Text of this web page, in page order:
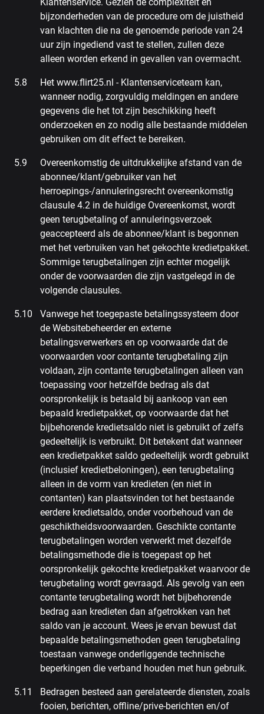
bijzonderheden van de procedure om de juistheid
van klachten die na de genoemde periode van 24
uur zijn ingediend vast te stellen, zullen deze
alleen worden erkend in gevallen van overmacht.
Het www.flirt25.nl - Klantenserviceteam kan,
wanneer nodig, zorgvuldig meldingen en andere
gegevens die het tot zijn beschikking heeft
onderzoeken en zo nodig alle bestaande middelen
gebruiken om dit effect te bereiken.
Overeenkomstig de uitdrukkelijke afstand van de
abonnee/klant/gebruiker van het
herroepings-/annuleringsrecht overeenkomstig
clausule 4.2 in de huidige Overeenkomst, wordt
geen terugbetaling of annuleringsverzoek
geaccepteerd als de abonnee/klant is begonnen
met het verbruiken van het gekochte kredietpakket.
Sommige terugbetalingen zijn echter mogelijk
onder de voorwaarden die zijn vastgelegd in de
volgende clausules.
Vanwege het toegepaste betalingssysteem door
de Websitebeheerder en externe
betalingsverwerkers en op voorwaarde dat de
voorwaarden voor contante terugbetaling zijn
voldaan, zijn contante terugbetalingen alleen van
toepassing voor hetzelfde bedrag als dat
oorspronkelijk is betaald bij aankoop van een
bepaald kredietpakket, op voorwaarde dat het
bijbehorende kredietsaldo niet is gebruikt of zelfs
gedeeltelijk is verbruikt. Dit betekent dat wanneer
een kredietpakket saldo gedeeltelijk wordt gebruikt
(inclusief kredietbeloningen), een terugbetaling
alleen in de vorm van kredieten (en niet in
contanten) kan plaatsvinden tot het bestaande
eerdere kredietsaldo, onder voorbehoud van de
geschiktheidsvoorwaarden. Geschikte contante
terugbetalingen worden verwerkt met dezelfde
betalingsmethode die is toegepast op het
oorspronkelijk gekochte kredietpakket waarvoor de
terugbetaling wordt gevraagd. Als gevolg van een
contante terugbetaling wordt het bijbehorende
bedrag aan kredieten dan afgetrokken van het
saldo van je account. Wees je ervan bewust dat
bepaalde betalingsmethoden geen terugbetaling
toestaan vanwege onderliggende technische
beperkingen die verband houden met hun gebruik.
Bedragen besteed aan gerelateerde diensten, zoals
fooien, berichten, offline/prive-berichten en/of